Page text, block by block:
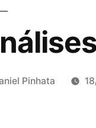
Pinhata